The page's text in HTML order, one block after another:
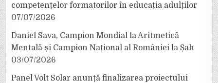
competențelor formatorilor în educația adulților
07/07/2026
Daniel Sava, Campion Mondial la Aritmetică
Mentală și Campion Național al României la Șah
03/07/2026
Panel Volt Solar anunță finalizarea proiectului